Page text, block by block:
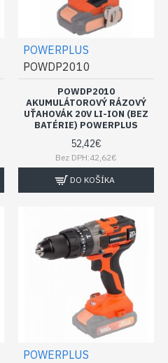
POWERPLUS
POWDP2010
POWDP2010
AKUMULÁTOROVÝ RÁZOVÝ
UŤAHOVÁK 20V LI-ION (BEZ
BATÉRIE) POWERPLUS
52,42€
Bez DPH:42,62€
DO KOŠÍKA
POWERPLUS